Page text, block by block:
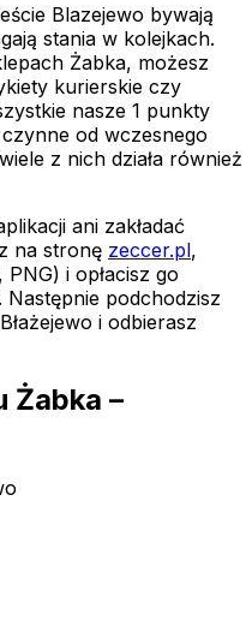
Blazejewo bywają
stania w kolejkach.
Żabka, możesz
kurierskie czy
nasze 1 punkty
od wczesnego
z nich działa również
ani zakładać
na stronę zeccer.pl,
i opłacisz go
podchodzisz
i odbierasz
Żabka –